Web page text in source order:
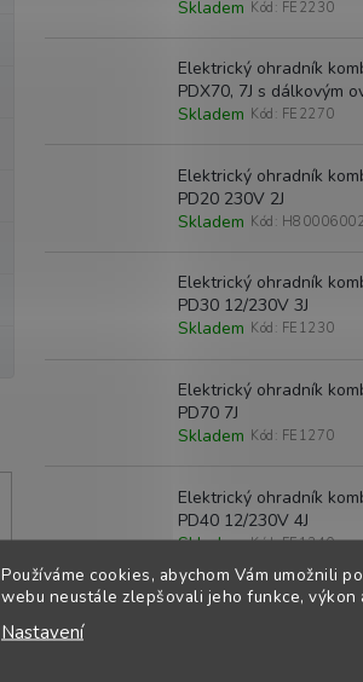
Používáme cookies, abychom Vám umožnili
webu neustále zlepšovali jeho funkce, výkon
Nastavení
Skladem Kód: FE2230
Elektrický ohradník
PDX70, 7J s dálkovým
Skladem Kód: FE2270
Elektrický ohradník
PD20 230V 2J
Skladem Kód:
Elektrický ohradník
PD30 12/230V 3J
Skladem Kód: FE1230
Elektrický ohradník
PD70 7J
Skladem Kód: FE1270
Elektrický ohradník
PD40 12/230V 4J
Skladem Kód:FE1240